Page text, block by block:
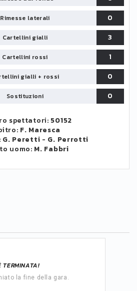
Rimesse laterali
0
Cartellini gialli
3
Cartellini rossi
1
gialli + rossi
0
Sostituzioni 0
spettatori: 50152
F. Maresca
G. Peretti - G. Perrotti
uomo: M. Fabbri
TERMINATA!
la fine della gara.